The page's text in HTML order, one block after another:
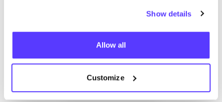
Show details
Allow all
Customize
Visiter la boutique en ligne
List Map